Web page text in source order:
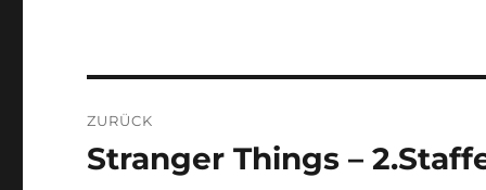
ZURÜCK
Vorheriger
Stranger Things –